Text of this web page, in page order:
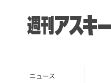
ニュース